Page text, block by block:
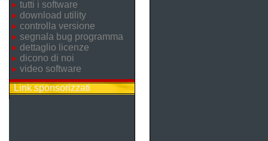
tutti i software
download utility
controlla versione
segnala bug programma
dettaglio licenze
dicono di noi
video software
Link sponsorizzati